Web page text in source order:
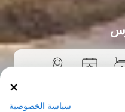
سياسة الخصوصية